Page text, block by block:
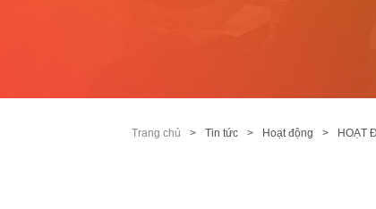
Trang chủ Tin tức Hoạt động HOẠT